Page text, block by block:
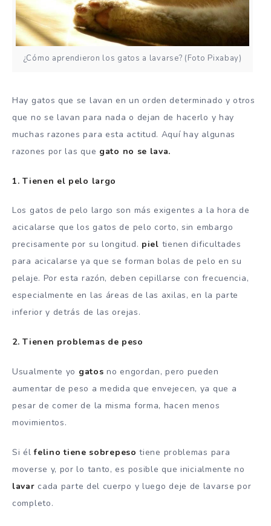
¿Cómo aprendieron los gatos a lavarse? (Foto Pixabay)
Hay gatos que se lavan en un orden determinado y otros
que no se lavan para nada o dejan de hacerlo y hay
muchas razones para esta actitud. Aquí hay algunas
razones por las que gato no se lava.
1. Tienen el pelo largo
Los gatos de pelo largo son más exigentes a la hora de
acicalarse que los gatos de pelo corto, sin embargo
precisamente por su longitud. piel tienen dificultades
para acicalarse ya que se forman bolas de pelo en su
pelaje. Por esta razón, deben cepillarse con frecuencia,
especialmente en las áreas de las axilas, en la parte
inferior y detrás de las orejas.
2. Tienen problemas de peso
Usualmente yo gatos no engordan, pero pueden
aumentar de peso a medida que envejecen, ya que a
pesar de comer de la misma forma, hacen menos
movimientos.
Si élfelino tiene sobrepeso tiene problemas para
moverse y, por lo tanto, es posible que inicialmente no
lavar cada parte del cuerpo y luego deje de lavarse por
completo.